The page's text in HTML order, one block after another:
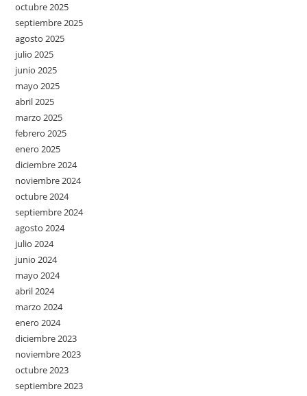
octubre 2025
septiembre 2025
agosto 2025
julio 2025
junio 2025
mayo 2025
abril 2025
marzo 2025
febrero 2025
enero 2025
diciembre 2024
noviembre 2024
octubre 2024
septiembre 2024
agosto 2024
julio 2024
junio 2024
mayo 2024
abril 2024
marzo 2024
enero 2024
diciembre 2023
noviembre 2023
octubre 2023
septiembre 2023